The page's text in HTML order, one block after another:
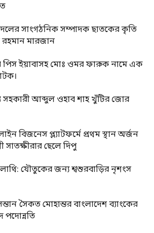
সাংগঠনিক সম্পাদক ছাতকের কৃতি
রহমান মারজান
পিস ইয়াবাসহ মোঃ ওমর ফারুক নামে এক
সহকারী আব্দুল ওহাব শাহ খুঁটির জোর
বিজনেস প্ল্যাটফর্মে প্রথম স্থান অর্জন
সাতক্ষীরার ছেলে দিপু
লাথি: যৌতুকের জন্য শ্বশুরবাড়ির নৃশংস
সৈকত মোহান্তর বাংলাদেশ ব্যাংকের
পদোন্নতি